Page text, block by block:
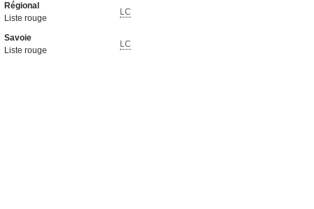
Régional
Liste rouge
LC
Savoie
Liste rouge
LC